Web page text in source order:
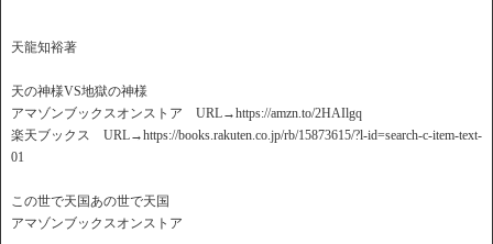
天龍知裕著
天の神様VS地獄の神様
アマゾンブックスオンストア URL→https://amzn.to/2HAIlgq
楽天ブックス URL→https://books.rakuten.co.jp/rb/15873615/?l-id=search-c-item-text-
01
この世で天国あの世で天国
アマゾンブックスオンストア